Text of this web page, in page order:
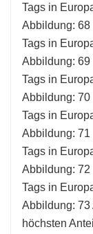
Tags in
Abbildung: 68
Tags in
Abbildung: 69
Tags in
Abbildung: 70
Tags in
Abbildung: 71
Tags in
Abbildung: 72
Tags in
Abbildung: 73
höchsten